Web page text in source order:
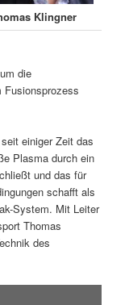
Klingner
die
Fusionsprozess
einiger Zeit das
Plasma durch ein
und das für
schafft als
System. Mit Leiter
Thomas
des